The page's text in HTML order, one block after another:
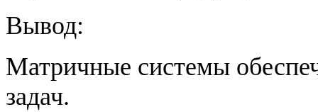
Вывод:
Матричные системы
задач.